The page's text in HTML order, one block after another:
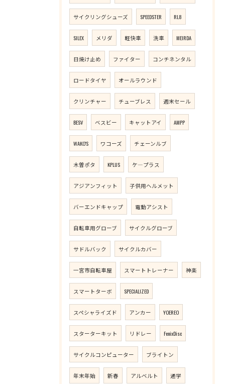
サイクリングシューズ SPEEDSTER RL8
SILEX メリダ 軽快車 洗車 MEIRDA
日焼け止め ファイター コンチネンタル
ロードタイヤ オールラウンド
クリンチャー チューブレス 週末セール
BESV ベスビー キャットアイ AMPP
WAKO'S ワコーズ チェーンルブ
木曽ポタ KPLUS ケ―プラス
アジアンフィット 子供用ヘルメット
バーエンドキャップ 電動アシスト
自転車用グローブ サイクルグローブ
サドルバック サイクルカバー
一宮市自転車屋 スマートトレーナー 神楽
スマートターボ SPECIALIZED
スペシャライズド アンカー YOEREO
スターターキット リドレー FenixDisc
サイクルコンピューター ブライトン
年末年始 新春 アルベルト 通学